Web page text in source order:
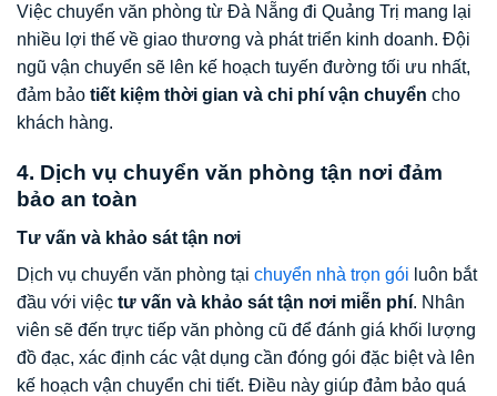
Việc chuyển văn phòng từ Đà Nẵng đi Quảng Trị mang lại
nhiều lợi thế về giao thương và phát triển kinh doanh. Đội
ngũ vận chuyển sẽ lên kế hoạch tuyến đường tối ưu nhất,
đảm bảo tiết kiệm thời gian và chi phí vận chuyển cho
khách hàng.
4. Dịch vụ chuyển văn phòng tận nơi đảm
bảo an toàn
Tư vấn và khảo sát tận nơi
Dịch vụ chuyển văn phòng tại chuyển nhà trọn gói luôn bắt
đầu với việc tư vấn và khảo sát tận nơi miễn phí. Nhân
viên sẽ đến trực tiếp văn phòng cũ để đánh giá khối lượng
đồ đạc, xác định các vật dụng cần đóng gói đặc biệt và lên
kế hoạch vận chuyển chi tiết. Điều này giúp đảm bảo quá